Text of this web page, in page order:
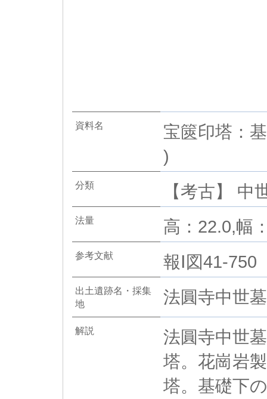
資料名
宝篋印塔：
)
分類 【考古】 中
法量 高：22.0,幅
参考文献 報Ⅰ図41-750
出土遺跡名・採集
地
法圓寺中世
解説
法圓寺中世
塔。花崗岩
塔。基礎下